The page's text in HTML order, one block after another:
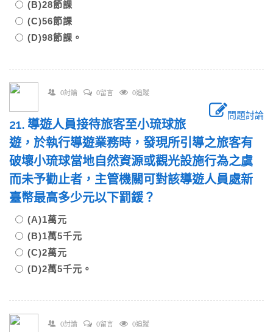
(B)28節課
(C)56節課
(D)98節課。
0討論 0留言 0追蹤
問題討論
21. 導遊人員接待旅客至小琉球旅
遊，於執行導遊業務時，發現所引導之旅客有
破壞小琉球當地自然資源或觀光設施行為之虞
而未予勸止者，主管機關可對該導遊人員處新
臺幣最高多少元以下罰鍰？
(A)1萬元
(B)1萬5千元
(C)2萬元
(D)2萬5千元。
0討論 0留言 0追蹤